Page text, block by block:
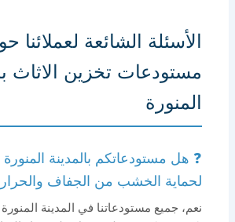
الأسئلة الشائعة لعملائنا
مستودعات تخزين الاثاث
المنورة
❓ هل مستودعاتكم بالمدينة
لحماية الخشب من الجفاف
نعم، جميع مستودعاتنا في المدينة